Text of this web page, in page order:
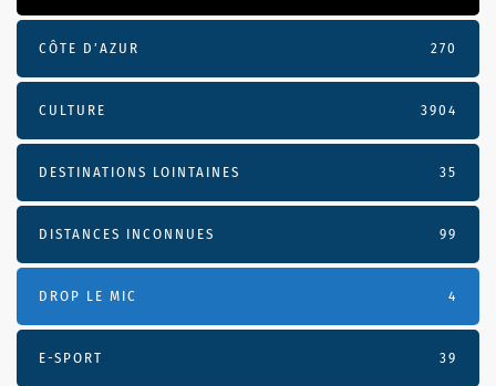
CÔTE D’AZUR 270
CULTURE 3904
DESTINATIONS LOINTAINES 35
DISTANCES INCONNUES 99
DROP LE MIC 4
E-SPORT 39